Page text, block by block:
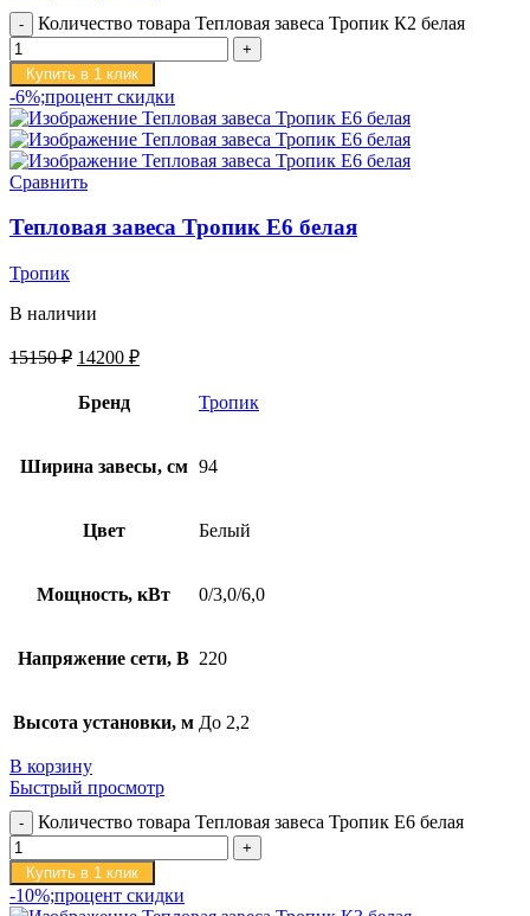
Количество товара Тепловая завеса Тропик К2 белая
Купить в 1 клик
-6%;процент скидки
Сравнить
Тепловая завеса Тропик E6 белая
Тропик
В наличии
15150₽ 14200 ₽
Бренд Тропик
Ширина завесы, см 94
Цвет Белый
Мощность, кВт 0/3,0/6,0
Напряжение сети, В 220
Высота установки, м До 2,2
В корзину
Быстрый просмотр
Количество товара Тепловая завеса Тропик E6 белая
Купить в 1 клик
-10%;процент скидки